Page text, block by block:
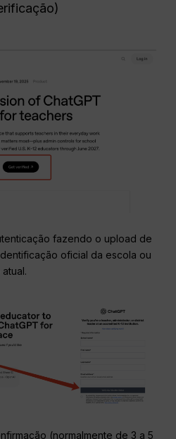
fazendo o upload de
oficial da escola ou
(normalmente de 3 a 5